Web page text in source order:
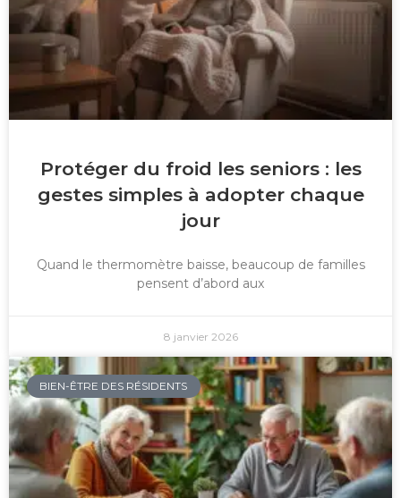
Protéger du froid les seniors : les
gestes simples à adopter chaque
jour
Quand le thermomètre baisse, beaucoup de familles
pensent d’abord aux
8 janvier 2026
BIEN-ÊTRE DES RÉSIDENTS